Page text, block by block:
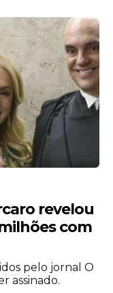
revelou
com
pelo jornal O
assinado.